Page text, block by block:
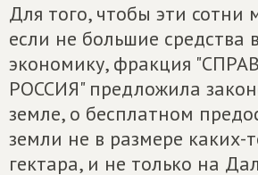
Для того, чтобы эти сотни
если не большие средства
экономику, фракция
РОССИЯ" предложила
земле, о бесплатном
земли не в размере каких-
гектара, и не только на